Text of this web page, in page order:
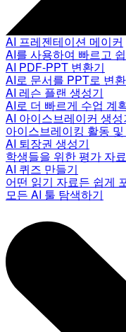
AI 프레젠테이션 메이커
AI를 사용하여 빠르고
AI PDF-PPT 변환기
AI로 문서를 PPT로 변
AI 레슨 플랜 생성기
AI로 더 빠르게 수업 계
AI 아이스브레이커 생성
아이스브레이킹 활동
AI 퇴장권 생성기
학생들을 위한 평가 자
AI 퀴즈 만들기
어떤 읽기 자료든 쉽게
모든 AI 툴 탐색하기